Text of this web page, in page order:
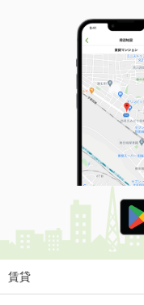
専有面積
間取り
岡山県岡山市北区撫川
価 格
住 所
専有面積
間取り
岡山県岡山市北区今８
価 格
賃貸